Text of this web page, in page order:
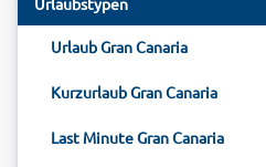
Urlaub Gran Canaria
Kurzurlaub Gran Canaria
Last Minute Gran Canaria